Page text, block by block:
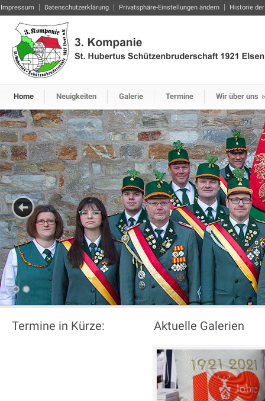
Impressum Datenschutzerklärung Privatsphäre-Einstellungen ändern Historie
Home Neuigkeiten Galerie Termine Wir über uns »
Termine in Kürze: Aktuelle Galerien